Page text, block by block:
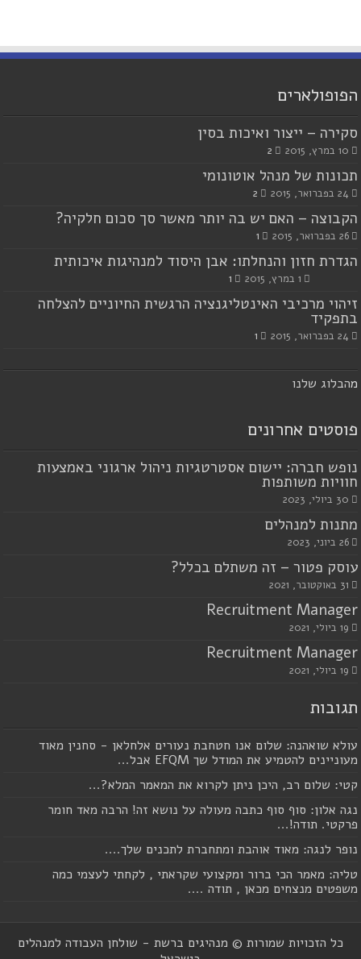
הפופולארים
סקירה – ייצור ואיכות בסין
10 במרץ, 2015 2
תכונות של מנהל אוטונומי
24 בפברואר, 2015 2
הקבוצה – האם יש בה יותר מאשר סך סכום חלקיה?
26 בפברואר, 2015 1
הגדרת חזון והנחלתו: אבן היסוד למנהיגות איכותית
1 במרץ, 2015 1
זיהוי מרכיבי האינטליגנציה הרגשית החיוניים להצלחה
בתפקיד
24 בפברואר, 2015 1
מהבלוג שלנו
פוסטים אחרונים
נופש חברה: יישום אסטרטגיות ניהול ארגוני באמצעות
חוויות משותפות
30 ביולי, 2023
מתנות למנהלים
26 ביוני, 2023
עוסק פטור – זה משתלם בכלל?
31 באוקטובר, 2021
Recruitment Manager
19 ביולי, 2021
Recruitment Manager
19 ביולי, 2021
תגובות
עולא שואהנה: שלום אנו חטחבת נעורים אלחלאן - סחנין מאוד
מעוניינים להטמיע את המודל שך EFQM אבל...
קטי: שלום רב, היכן ניתן לקרוא את המאמר המלא?...
נגה אלון: סוף סוף כתבה מעולה על נושא זה! הרבה מאד חומר
פרקטי. תודה!...
נופר לנגה: מאוד אוהבת ומתחברת לתכנים שלך....
טליה: מאמר הכי ברור ומקצועי שקראתי , לקחתי לעצמי כמה
משפטים מנצחים מכאן , תודה ....
כל הזכויות שמורות © מנהיגים ברשת - שולחן העבודה למנהלים